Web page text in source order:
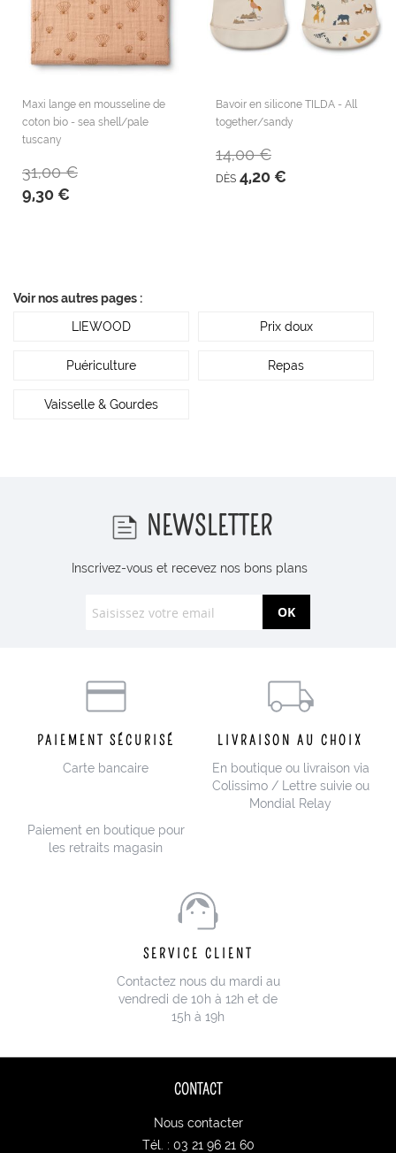
Maxi lange en mousseline de
coton bio - sea shell/pale
tuscany
9,30 €
31,00 €
Bavoir en silicone TILDA - All
together/sandy
DÈS 4,20 €
14,00 €
Voir nos autres pages :
LIEWOOD
Prix doux
Puériculture Repas
Vaisselle & Gourdes
NEWSLETTER
Inscrivez-vous et recevez nos bons plans
OK
PAIEMENT SÉCURISÉ
Carte bancaire
Paiement en boutique pour
les retraits magasin
LIVRAISON AU CHOIX
En boutique ou livraison via
Colissimo / Lettre suivie ou
Mondial Relay
SERVICE CLIENT
Contactez nous du mardi au
vendredi de 10h à 12h et de
15h à 19h
CONTACT
Nous contacter
Tél. : 03 21 96 21 60